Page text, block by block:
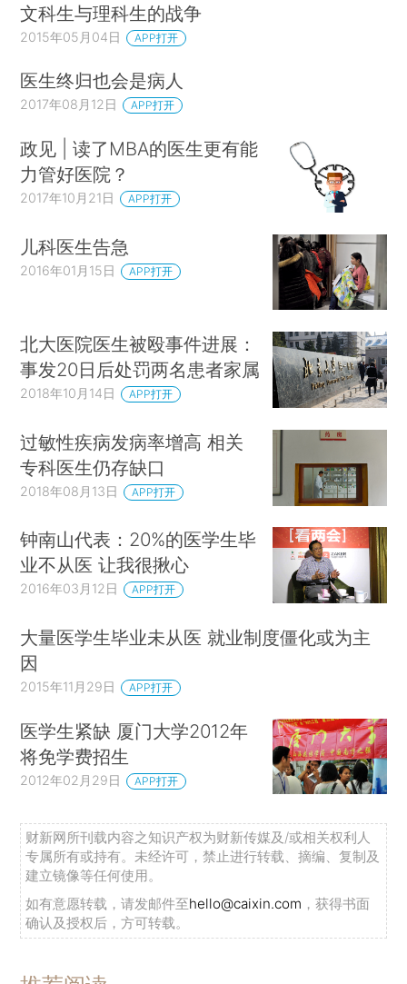
文科生与理科生的战争
2015年05月04日 APP打开
医生终归也会是病人
2017年08月12日 APP打开
政见 | 读了MBA的医生更有能
力管好医院？
2017年10月21日 APP打开
儿科医生告急
2016年01月15日 APP打开
北大医院医生被殴事件进展：
事发20日后处罚两名患者家属
2018年10月14日 APP打开
过敏性疾病发病率增高 相关
专科医生仍存缺口
2018年08月13日 APP打开
钟南山代表：20%的医学生毕
业不从医 让我很揪心
2016年03月12日 APP打开
大量医学生毕业未从医 就业制度僵化或为主
因
2015年11月29日 APP打开
医学生紧缺 厦门大学2012年
将免学费招生
2012年02月29日 APP打开
财新网所刊载内容之知识产权为财新传媒及/或相关权利人
专属所有或持有。未经许可，禁止进行转载、摘编、复制及
建立镜像等任何使用。
如有意愿转载，请发邮件至hello@caixin.com ，获得书面
确认及授权后，方可转载。